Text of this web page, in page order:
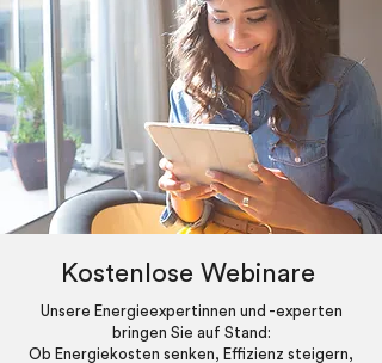
Kostenlose Webinare
Unsere Energieexpertinnen und -experten
bringen Sie auf Stand:
Ob Energiekosten senken, Effizienz steigern,